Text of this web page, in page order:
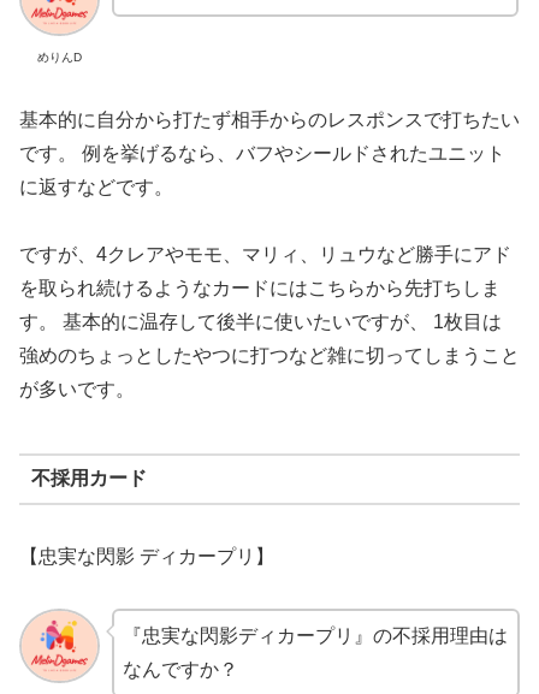
めりんD
基本的に自分から打たず相手からのレスポンスで打ちたい
です。 例を挙げるなら、バフやシールドされたユニット
に返すなどです。
ですが、4クレアやモモ、マリィ、リュウなど勝手にアド
を取られ続けるようなカードにはこちらから先打ちしま
す。 基本的に温存して後半に使いたいですが、 1枚目は
強めのちょっとしたやつに打つなど雑に切ってしまうこと
が多いです。
不採用カード
【 忠実な閃影 ディカープリ】
『忠実な閃影ディカープリ』の不採用理由は
なんですか？